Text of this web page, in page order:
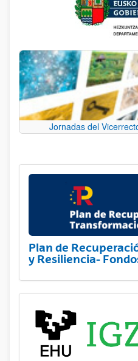
Jornadas del
Plan de
y Resiliencia-